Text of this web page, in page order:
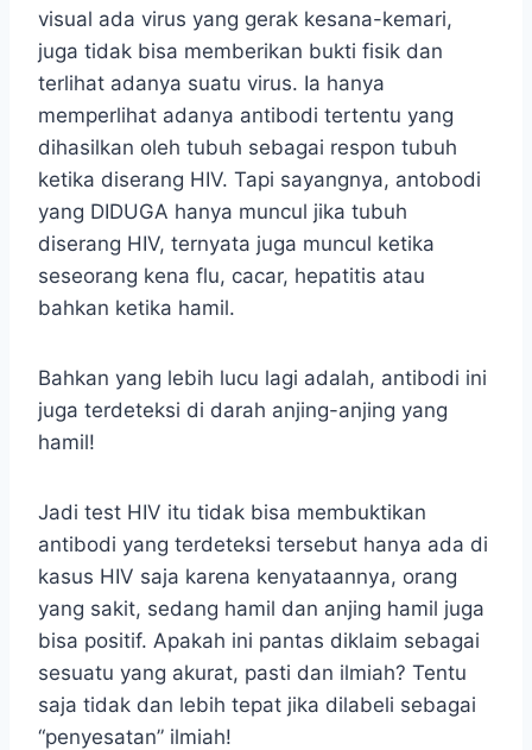
visual ada virus yang gerak kesana-kemari,
juga tidak bisa memberikan bukti fisik dan
terlihat adanya suatu virus. Ia hanya
memperlihat adanya antibodi tertentu yang
dihasilkan oleh tubuh sebagai respon tubuh
ketika diserang HIV. Tapi sayangnya, antobodi
yang DIDUGA hanya muncul jika tubuh
diserang HIV, ternyata juga muncul ketika
seseorang kena flu, cacar, hepatitis atau
bahkan ketika hamil.
Bahkan yang lebih lucu lagi adalah, antibodi ini
juga terdeteksi di darah anjing-anjing yang
hamil!
Jadi test HIV itu tidak bisa membuktikan
antibodi yang terdeteksi tersebut hanya ada di
kasus HIV saja karena kenyataannya, orang
yang sakit, sedang hamil dan anjing hamil juga
bisa positif. Apakah ini pantas diklaim sebagai
sesuatu yang akurat, pasti dan ilmiah? Tentu
saja tidak dan lebih tepat jika dilabeli sebagai
“penyesatan” ilmiah!